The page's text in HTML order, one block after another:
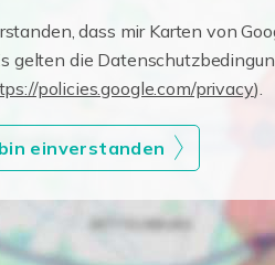
dass mir Karten von
gelten die
policies.google.com/privacy).
einverstanden